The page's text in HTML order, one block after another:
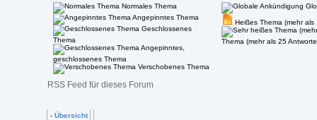
Normales Thema
Angepinntes Thema
Geschlossenes
Thema
Angepinntes,
geschlossenes Thema
Verschobenes Thema
Heißes Thema (mehr als
Thema (mehr als 25
RSS Feed für dieses Forum
‹ Übersicht